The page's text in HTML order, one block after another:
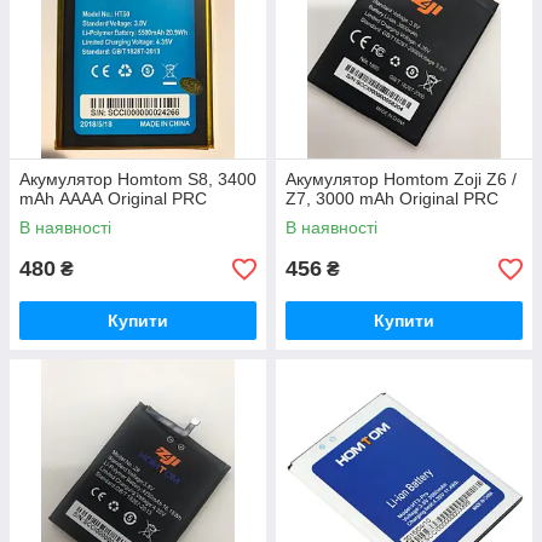
HOMTOM визначається важливою віхою бренду у своїй
галузі, вишуканий зовнішній вигляд і гнучкі операції продукції,
наділених дизайнерами донести до користувачів надію і
радість життя.
Акумулятор Homtom S8, 3400
mAh АААА Original PRC
В наявності
480 ₴
Купити
Акумулятор Homtom Zoji Z6 /
Z7, 3000 mAh Original PRC
В наявності
456 ₴
Купити